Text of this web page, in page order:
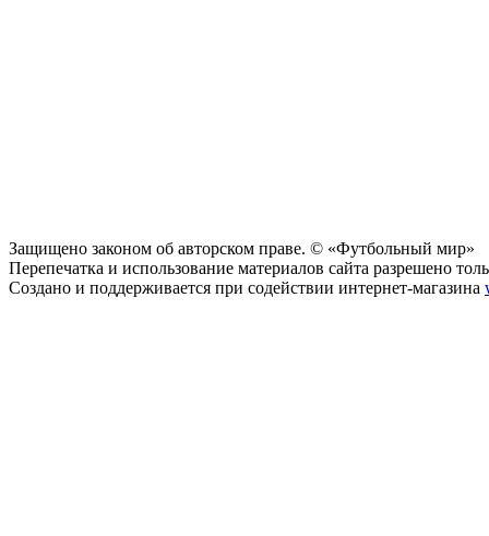
Защищено законом об авторском праве. © «Футбольный мир»
Перепечатка и использование материалов сайта разрешено
Создано и поддерживается при содействии интернет-магазина